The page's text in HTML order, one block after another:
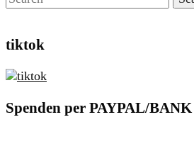
tiktok
Spenden per PAYPAL/BANK